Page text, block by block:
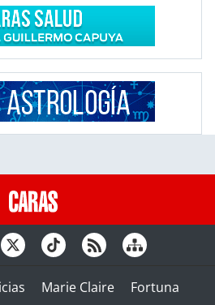
Marie Claire
Fortuna